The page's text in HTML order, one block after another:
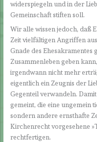
widerspiegeln und in der
Gemeinschaft stiften soll.
Wir alle wissen jedoch, daß
Zeit vielfältigen Angriffen
Gnade des
Zusammenleben geben
irgendwann nicht mehr
eigentlich ein Zeugnis der
Gegenteil verwandeln.
gemeint, die eine ungemein
sondern andere ernsthafte
Kirchenrecht vorgesehene
rechtfertigen.